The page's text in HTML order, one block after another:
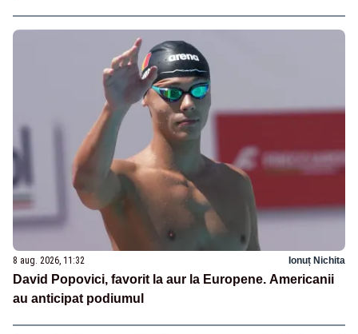
8 aug. 2026, 11:32 Ionuț Nichita
David Popovici, favorit la aur la Europene. Americanii
au anticipat podiumul